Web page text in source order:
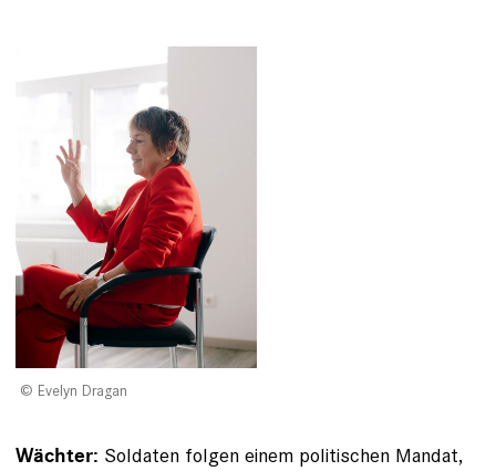
Evelyn Dragan
Wächter: Soldaten folgen einem politischen Mandat,